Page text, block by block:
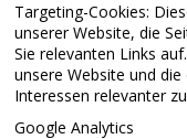
Targeting-Cookies:
unserer Website, die
Sie relevanten Links
unsere Website und
Interessen relevanter
Google Analytics